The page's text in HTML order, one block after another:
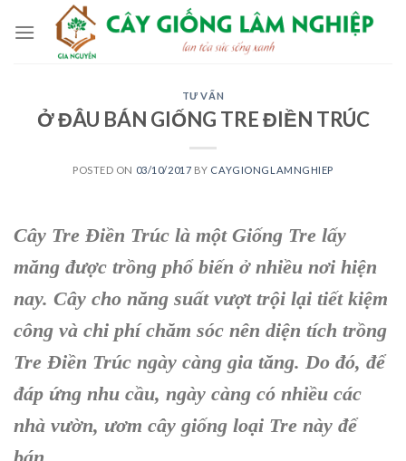
TƯ VẤN
Ở ĐÂU BÁN GIỐNG TRE ĐIỀN TRÚC
POSTED ON 03/10/2017 BY CAYGIONGLAMNGHIEP
Cây Tre Điền Trúc là một Giống Tre lấy
măng được trồng phổ biến ở nhiều nơi hiện
nay. Cây cho năng suất vượt trội lại tiết kiệm
công và chi phí chăm sóc nên diện tích trồng
Tre Điền Trúc ngày càng gia tăng. Do đó, để
đáp ứng nhu cầu, ngày càng có nhiều các
nhà vườn, ươm cây giống loại Tre này để